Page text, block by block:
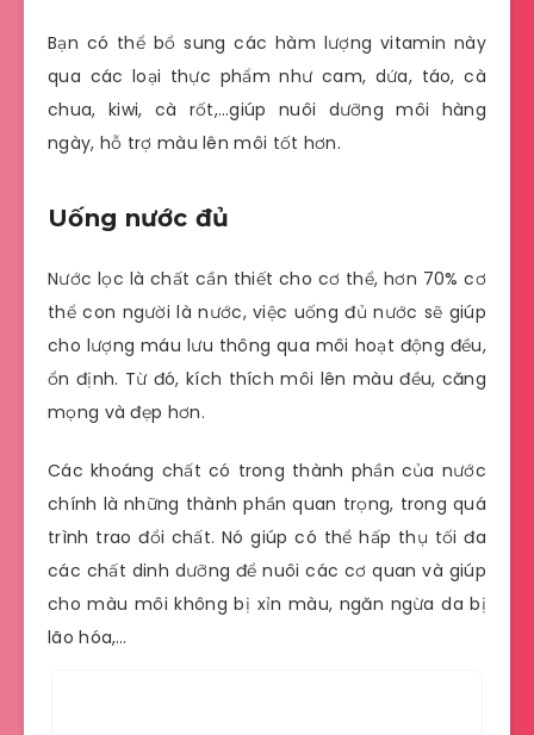
Bạn có thể bổ sung các hàm lượng vitamin này
qua các loại thực phẩm như cam, dứa, táo, cà
chua, kiwi, cà rốt,…giúp nuôi dưỡng môi hàng
ngày, hỗ trợ màu lên môi tốt hơn.
Uống nước đủ
Nước lọc là chất cần thiết cho cơ thể, hơn 70% cơ
thể con người là nước, việc uống đủ nước sẽ giúp
cho lượng máu lưu thông qua môi hoạt động đều,
ổn định. Từ đó, kích thích môi lên màu đều, căng
mọng và đẹp hơn.
Các khoáng chất có trong thành phần của nước
chính là những thành phần quan trọng, trong quá
trình trao đổi chất. Nó giúp có thể hấp thụ tối đa
các chất dinh dưỡng để nuôi các cơ quan và giúp
cho màu môi không bị xỉn màu, ngăn ngừa da bị
lão hóa,…